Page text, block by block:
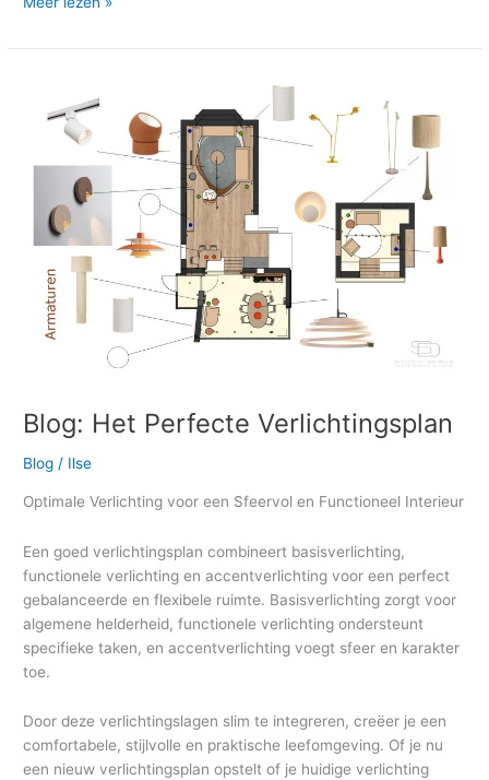
Blog: Het Perfecte Verlichtingsplan
Blog / Ilse
Optimale Verlichting voor een Sfeervol en Functioneel Interieur
Een goed verlichtingsplan combineert basisverlichting,
functionele verlichting en accentverlichting voor een perfect
gebalanceerde en flexibele ruimte. Basisverlichting zorgt voor
algemene helderheid, functionele verlichting ondersteunt
specifieke taken, en accentverlichting voegt sfeer en karakter
toe.
Door deze verlichtingslagen slim te integreren, creëer je een
comfortabele, stijlvolle en praktische leefomgeving. Of je nu
een nieuw verlichtingsplan opstelt of je huidige verlichting
Perfecte
Verlichtingsplan